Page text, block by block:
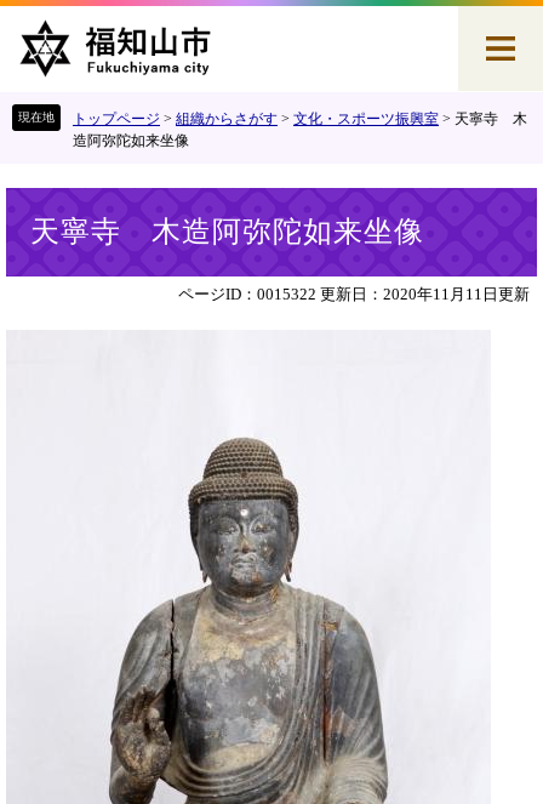
す
し
トップページ > 組織からさがす > 文化・スポーツ振興室 > 天寧寺 木
造阿弥陀如来坐像
天寧寺 木造阿弥陀如来坐像
ページID：0015322 更新日：2020年11月11日更新